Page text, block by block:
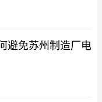
避免苏州制造厂电